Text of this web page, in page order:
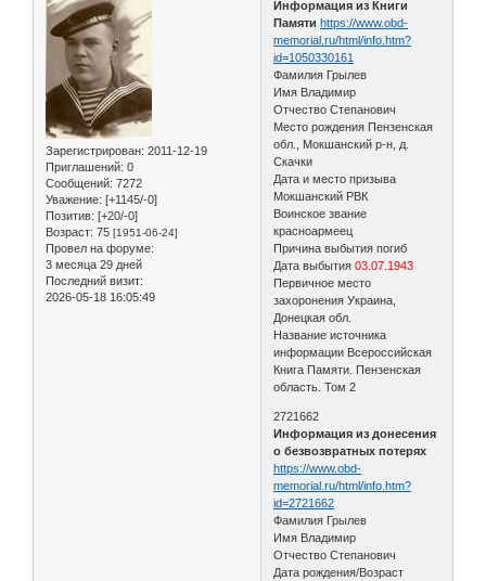
Зарегистрирован: 2011-12-19
Приглашений: 0
Сообщений: 7272
Уважение: [+1145/-0]
Позитив: [+20/-0]
Возраст: 75 [1951-06-24]
Провел на форуме:
3 месяца 29 дней
Последний визит:
2026-05-18 16:05:49
Информация из Книги
Памяти https://www.obd-
memorial.ru/html/info.htm?
id=1050330161
Фамилия Грылев
Имя Владимир
Отчество Степанович
Место рождения Пензенская
обл., Мокшанский р-н, д.
Скачки
Дата и место призыва
Мокшанский РВК
Воинское звание
красноармеец
Причина выбытия погиб
Дата выбытия03.07.1943
Первичное место
захоронения Украина,
Донецкая обл.
Название источника
информации Всероссийская
Книга Памяти. Пензенская
область. Том 2
2721662
Информация из донесения
о безвозвратных потерях
https://www.obd-
memorial.ru/html/info.htm?
id=2721662
Фамилия Грылев
Имя Владимир
Отчество Степанович
Дата рождения/Возраст